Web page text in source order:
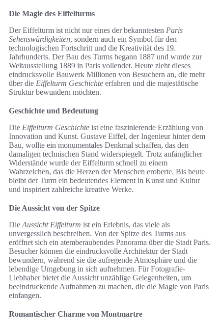
Die Magie des Eiffelturms
Der Eiffelturm ist nicht nur eines der bekanntesten Paris
Sehenswürdigkeiten, sondern auch ein Symbol für den
technologischen Fortschritt und die Kreativität des 19.
Jahrhunderts. Der Bau des Turms begann 1887 und wurde zur
Weltausstellung 1889 in Paris vollendet. Heute zieht dieses
eindrucksvolle Bauwerk Millionen von Besuchern an, die mehr
über die Eiffelturm Geschichte erfahren und die majestätische
Struktur bewundern möchten.
Geschichte und Bedeutung
Die Eiffelturm Geschichte ist eine faszinierende Erzählung von
Innovation und Kunst. Gustave Eiffel, der Ingenieur hinter dem
Bau, wollte ein monumentales Denkmal schaffen, das den
damaligen technischen Stand widerspiegelt. Trotz anfänglicher
Widerstände wurde der Eiffelturm schnell zu einem
Wahrzeichen, das die Herzen der Menschen eroberte. Bis heute
bleibt der Turm ein bedeutendes Element in Kunst und Kultur
und inspiriert zahlreiche kreative Werke.
Die Aussicht von der Spitze
Die Aussicht Eiffelturm ist ein Erlebnis, das viele als
unvergesslich beschreiben. Von der Spitze des Turms aus
eröffnet sich ein atemberaubendes Panorama über die Stadt Paris.
Besucher können die eindrucksvolle Architektur der Stadt
bewundern, während sie die aufregende Atmosphäre und die
lebendige Umgebung in sich aufnehmen. Für Fotografie-
Liebhaber bietet die Aussicht unzählige Gelegenheiten, um
beeindruckende Aufnahmen zu machen, die die Magie von Paris
einfangen.
Romantischer Charme von Montmartre